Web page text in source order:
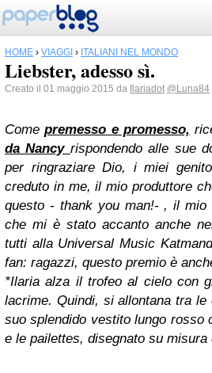
HOME › VIAGGI › ITALIANI NEL MONDO
Liebster, adesso sì.
Creato il 01 maggio 2015 da Ilariadot @Luna84
Comepremesso e promesso,
da Nancy rispondendo alle sue
per ringraziare Dio, i miei
creduto in me, il mio produttore
questo - thank you man!- , il mio
che mi è stato accanto anche
tutti alla Universal Music
fan: ragazzi, questo premio è
*Ilaria alza il trofeo al cielo con
lacrime. Quindi, si allontana tra le
suo splendido vestito lungo rosso
e le pailettes, disegnato su